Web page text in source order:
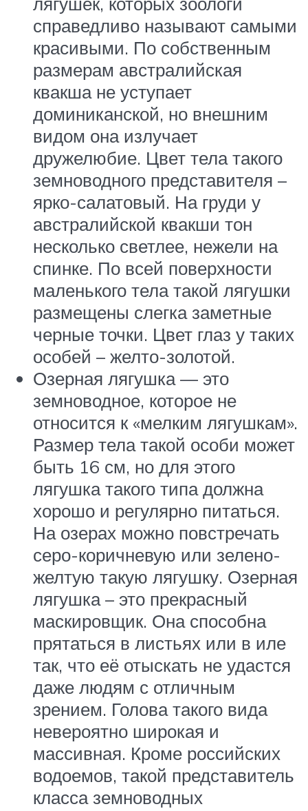
справедливо называют самыми
красивыми. По собственным
размерам австралийская
квакша не уступает
доминиканской, но внешним
видом она излучает
дружелюбие. Цвет тела такого
земноводного представителя –
ярко-салатовый. На груди у
австралийской квакши тон
несколько светлее, нежели на
спинке. По всей поверхности
маленького тела такой лягушки
размещены слегка заметные
черные точки. Цвет глаз у таких
особей – желто-золотой.
Озерная лягушка — это
земноводное, которое не
относится к «мелким лягушкам».
Размер тела такой особи может
быть 16 см, но для этого
лягушка такого типа должна
хорошо и регулярно питаться.
На озерах можно повстречать
серо-коричневую или зелено-
желтую такую лягушку. Озерная
лягушка – это прекрасный
маскировщик. Она способна
прятаться в листьях или в иле
так, что её отыскать не удастся
даже людям с отличным
зрением. Голова такого вида
невероятно широкая и
массивная. Кроме российских
водоемов, такой представитель
класса земноводных